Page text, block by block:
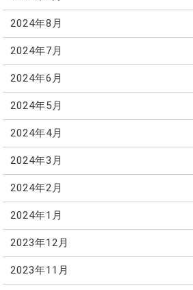
2024年8月
2024年7月
2024年6月
2024年5月
2024年4月
2024年3月
2024年2月
2024年1月
2023年12月
2023年11月